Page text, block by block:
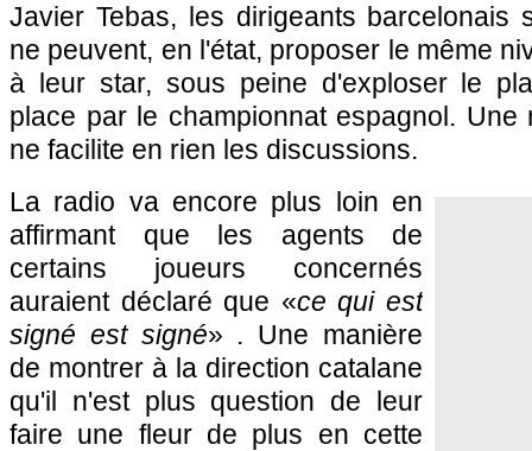
Javier Tebas, les dirigeants barcelonais
ne peuvent, en l'état, proposer le même
à leur star, sous peine d'exploser le
place par le championnat espagnol. Une
ne facilite en rien les discussions.
La radio va encore plus loin en
affirmant que les agents de
certains joueurs concernés
auraient déclaré que «ce qui est
signé est signé» . Une manière
de montrer à la direction catalane
qu'il n'est plus question de leur
faire une fleur de plus en cette